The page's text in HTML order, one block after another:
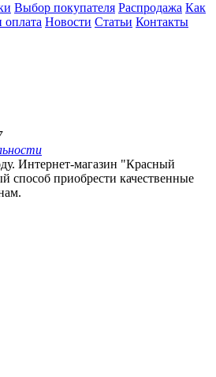
Выбор покупателя Распродажа Как
оплата Новости Статьи Контакты
Интернет-магазин "Красный
способ приобрести качественные